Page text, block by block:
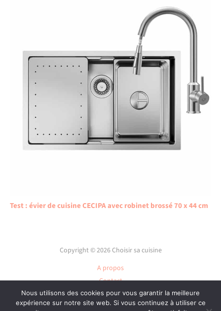
Test : évier de cuisine CECIPA avec robinet brossé 70 x 44 cm
Copyright © 2026 Choisir sa cuisine
A propos
Contact
Plan du site
Mentions légales
Nous utilisons des cookies pour vous garantir la meilleure
expérience sur notre site web. Si vous continuez à utiliser ce